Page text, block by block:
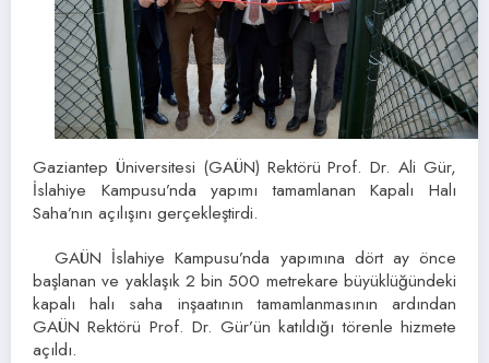
Gaziantep Üniversitesi (GAÜN) Rektörü Prof. Dr. Ali Gür,
İslahiye Kampusu’nda yapımı tamamlanan Kapalı Halı
Saha’nın açılışını gerçekleştirdi.
GAÜN İslahiye Kampusu’nda yapımına dört ay önce
başlanan ve yaklaşık 2 bin 500 metrekare büyüklüğündeki
kapalı halı saha inşaatının tamamlanmasının ardından
GAÜN Rektörü Prof. Dr. Gür’ün katıldığı törenle hizmete
açıldı.